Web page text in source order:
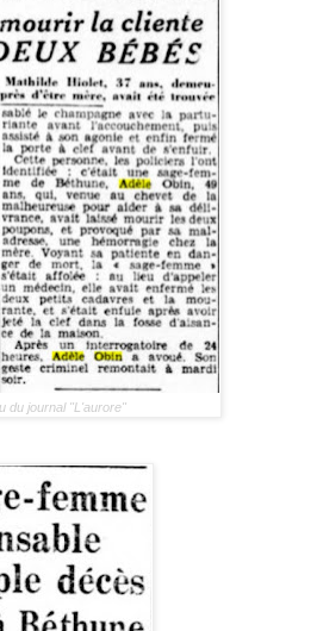
du journal "L'aurore"